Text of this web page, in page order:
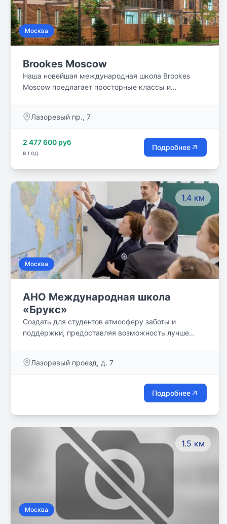
Москва
Brookes Moscow
Наша новейшая международная школа Brookes
Moscow предлагает просторные классы и
интегрированных технологий.
Лазоревый пр., 7
2 477 600 руб
в год
Подробнее
1.4 км
Москва
АНО Международная школа
«Брукс»
Создать для студентов атмосферу заботы и
поддержки, предоставляя возможность лучше
всех уголков мира, и наша школа поддерживает
того, чтобы познать этот мир во взаимодействии с
ним. Мы вдохновляем и учим студентов
использовать окружающую среду как инструмент и
источник для обучения и развития.
Лазоревый проезд, д. 7
Подробнее
1.5 км
Москва